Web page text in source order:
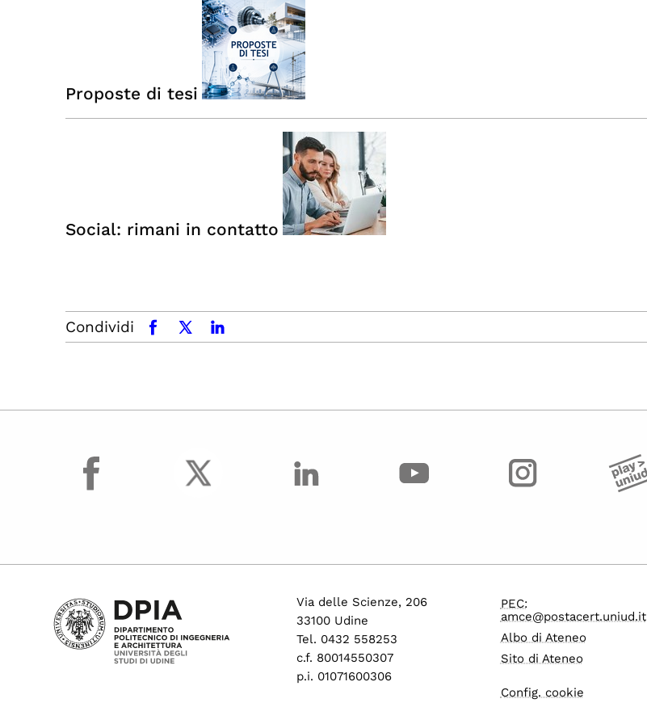
Proposte di tesi
Social: rimani in contatto
Condividi facebookx.comlinkedin
facebook
Via delle Scienze, 206
33100 Udine
Tel. 0432 558253
c.f. 80014550307
p.i. 01071600306
PEC:
amce@postacert.uniud.it
Albo di Ateneo
Sito di Ateneo
Config. cookie